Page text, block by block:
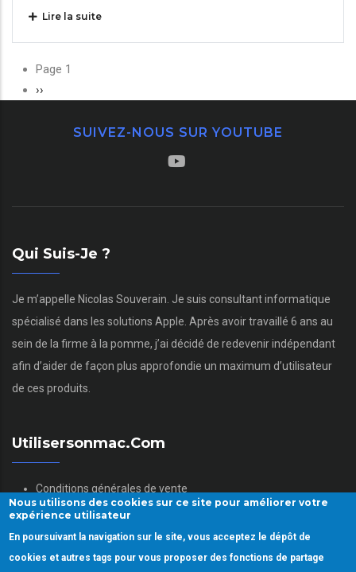
Lire la suite
Pagination
Page 1
Page
››
SUIVEZ-NOUS SUR YOUTUBE
Qui Suis-Je ?
Je m’appelle Nicolas Souverain. Je suis consultant informatique
spécialisé dans les solutions Apple. Après avoir travaillé 6 ans au
sein de la firme à la pomme, j’ai décidé de redevenir indépendant
afin d’aider de façon plus approfondie un maximum d’utilisateur
de ces produits.
Utilisersonmac.com
Conditions générales de vente
Mentions légales
Politique des données personnelles
Gestion des Cookies
Nous utilisons des cookies sur ce site pour améliorer votre
expérience utilisateur
En poursuivant la navigation sur le site, vous acceptez le dépôt de
cookies et autres tags pour vous proposer des fonctions de partage